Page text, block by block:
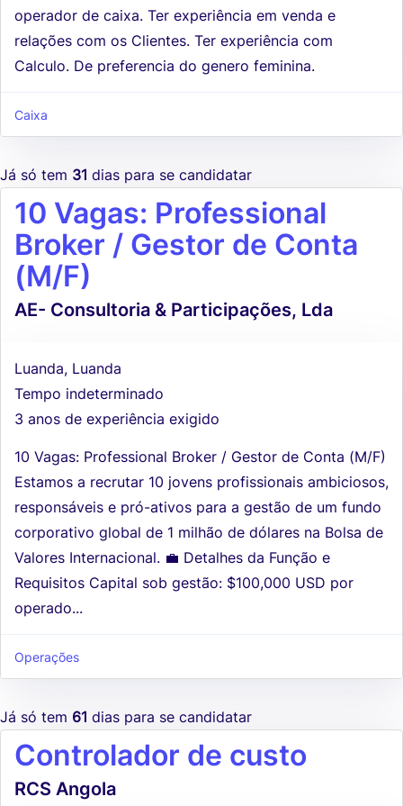
operador de caixa. Ter experiência em venda e
relações com os Clientes. Ter experiência com
Calculo. De preferencia do genero feminina.
Caixa
Já só tem 31 dias para se candidatar
10 Vagas: Professional
Broker / Gestor de Conta
(M/F)
AE- Consultoria & Participações, Lda
Luanda, Luanda
Tempo indeterminado
3 anos de experiência exigido
10 Vagas: Professional Broker / Gestor de Conta (M/F)
Estamos a recrutar 10 jovens profissionais ambiciosos,
responsáveis e pró-ativos para a gestão de um fundo
corporativo global de 1 milhão de dólares na Bolsa de
Valores Internacional. 💼 Detalhes da Função e
Requisitos Capital sob gestão: $100,000 USD por
operado...
Operações
Já só tem 61 dias para se candidatar
Controlador de custo
RCS Angola